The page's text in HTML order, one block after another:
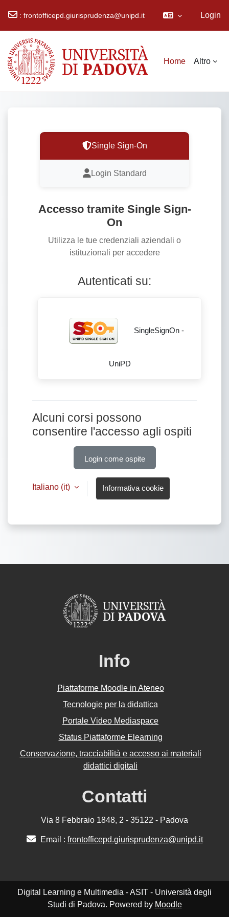
: frontofficepd.giurisprudenza@unipd.it Login
Home Altro
Single Sign-On
Login Standard
Accesso tramite Single Sign-
On
Utilizza le tue credenziali aziendali o
istituzionali per accedere
Autenticati su:
SingleSignOn -
UniPD
Alcuni corsi possono
consentire l'accesso agli ospiti
Login come ospite
Italiano ‎(it)‎ Informativa cookie
Info
Piattaforme Moodle in Ateneo
Tecnologie per la didattica
Portale Video Mediaspace
Status Piattaforme Elearning
Conservazione, tracciabilità e accesso ai materiali
didattici digitali
Contatti
Via 8 Febbraio 1848, 2 - 35122 - Padova
Email : frontofficepd.giurisprudenza@unipd.it
Digital Learning e Multimedia - ASIT - Università degli
Studi di Padova. Powered by Moodle